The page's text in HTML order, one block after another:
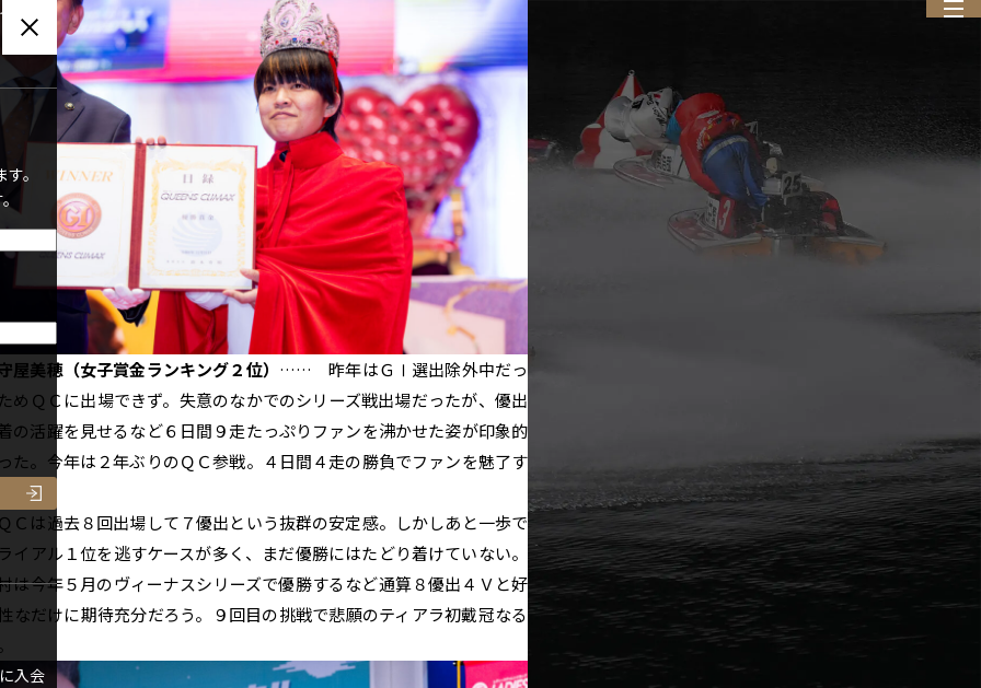
い
。
入会
屋美穂（女子賞金ランキング２位） …… 昨年はＧⅠ選出除外中だっ
めＱＣに出場できず。失意のなかでのシリーズ戦出場だったが、優出
の活躍を見せるなど６日間９走たっぷりファンを沸かせた姿が印象的
た。今年は２年ぶりのＱＣ参戦。４日間４走の勝負でファンを魅了す
は過去８回出場して７優出という抜群の安定感。しかしあと一歩で
イアル１位を逃すケースが多く、まだ優勝にはたどり着けていない。
は今年５月のヴィーナスシリーズで優勝するなど通算８優出４Ｖと好
なだけに期待充分だろう。９回目の挑戦で悲願のティアラ初戴冠なる